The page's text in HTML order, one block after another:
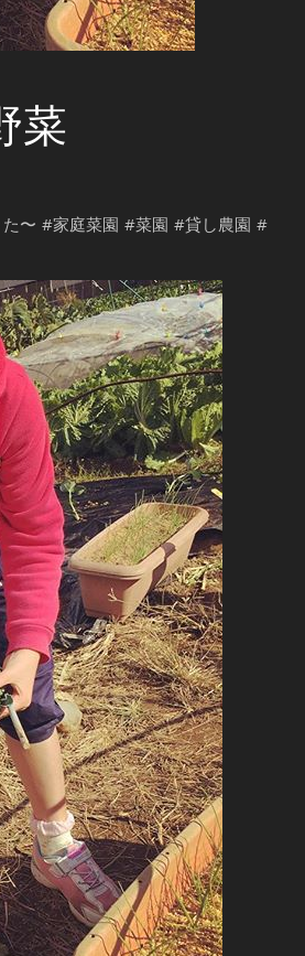
菜
〜 #家庭菜園 #菜園 #貸し農園 #